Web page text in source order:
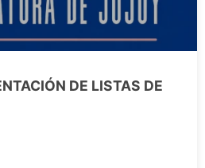
DE LISTAS DE